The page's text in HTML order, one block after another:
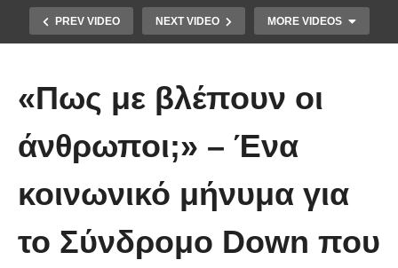
PREV VIDEO NEXT VIDEO MORE VIDEOS
Ένα ζευγάρι τον πρώτο χρόνο VS
(Βίντεο)
«Πως με βλέπουν οι
άνθρωποι;» – Ένα
κοινωνικό μήνυμα για
το Σύνδρομο Down που